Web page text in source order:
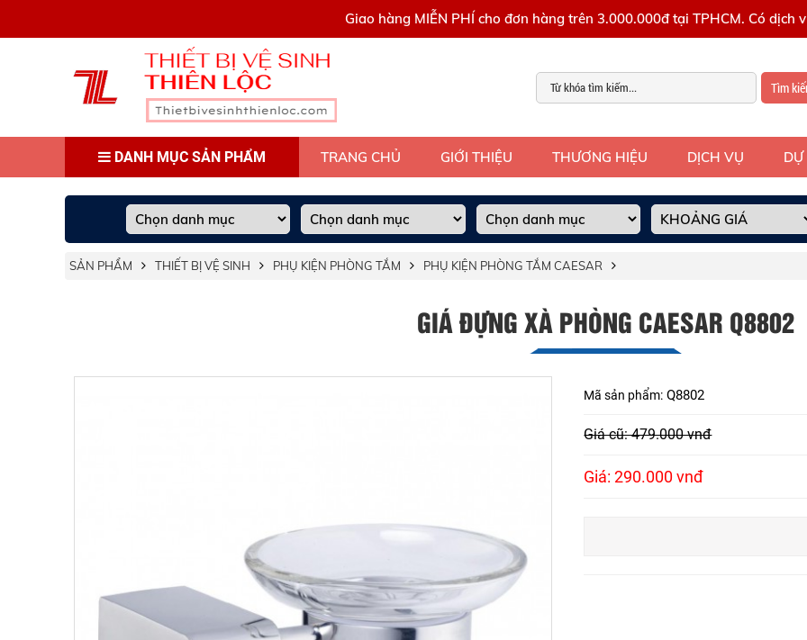
Giao hàng MIỄN PHÍ cho đơn hàng trên 3.000.000đ tại TPHCM. Có dịch
Tìm
DANH MỤC SẢN PHẨM TRANG CHỦ GIỚI THIỆU THƯƠNG HIỆU DỊCH VỤ
SẢN PHẨM THIẾT BỊ VỆ SINH PHỤ KIỆN PHÒNG TẮM PHỤ KIỆN PHÒNG TẮM CAESAR
GIÁ ĐỰNG XÀ PHÒNG CAESAR Q8802
Mã sản phẩm: Q8802
Giá cũ: 479.000 vnđ
Giá: 290.000 vnđ